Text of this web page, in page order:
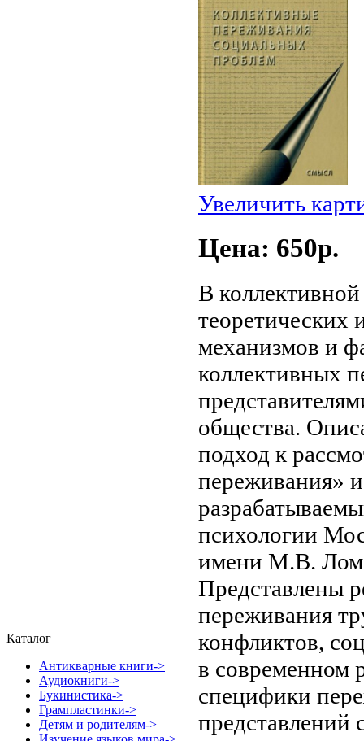
Каталог
Антикварные книги->
Аудиокниги->
Букинистика->
Грампластинки->
Детям и родителям->
Увеличить
Цена: 650p.
В
теоретических
механизмов и
коллективных
общества.
подход к
переживания»
психологии
имени М.В.
Представлены
переживания
конфликтов,
в современном
специфики
представлений